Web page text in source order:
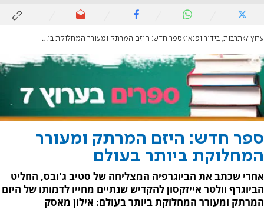
ערוץ 7 תרבות, בידור ופנאי ספר חדש: היזם המרתק ומעורר המחלוקת ביותר בעולם
ספר חדש: היזם המרתק ומעורר
המחלוקת ביותר בעולם
אחרי שכתב את הביוגרפיה המצליחה של סטיב ג'ובס, החליט
הביוגרף וולטר אייזקסון להקדיש שנתיים מחייו לדמותו של היזם
המרתק ומעורר המחלוקת ביותר בעולם: אילון מאסק